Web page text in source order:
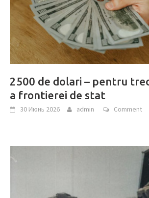
2500 de dolari – pentru
a frontierei de stat
30 Июнь 2026 admin Comment